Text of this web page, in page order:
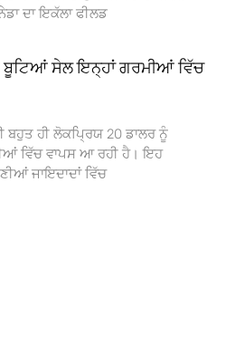
ਦਾ ਇਕੱਲਾ ਫੀਲਡ
ਬੂਟਿਆਂ ਸੇਲ ਇਨ੍ਹਾਂ ਗਰਮੀਆਂ ਵਿੱਚ
ਬਹੁਤ ਹੀ ਲੋਕਪ੍ਰਿਯ 20 ਡਾਲਰ ਨੂੰ
ਵਿੱਚ ਵਾਪਸ ਆ ਰਹੀ ਹੈ। ਇਹ
ਜਾਇਦਾਦਾਂ ਵਿੱਚ